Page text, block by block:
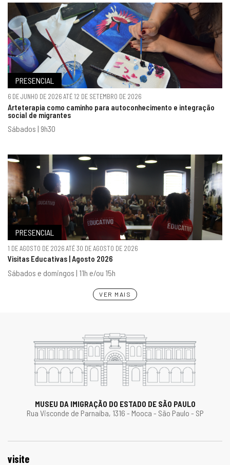
PRESENCIAL
6 DE JUNHO DE 2026 ATÉ 12 DE SETEMBRO DE 2026
Arteterapia como caminho para autoconhecimento e integração
social de migrantes
Sábados | 9h30
PRESENCIAL
1 DE AGOSTO DE 2026 ATÉ 30 DE AGOSTO DE 2026
Visitas Educativas | Agosto 2026
Sábados e domingos | 11h e/ou 15h
VER MAIS
MUSEU DA IMIGRAÇÃO DO ESTADO DE SÃO PAULO
Rua Visconde de Parnaíba, 1316 - Mooca - São Paulo - SP
visite